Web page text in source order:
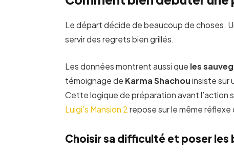
Le départ décide de beaucoup de choses.
servir des regrets bien grillés.
Les données montrent aussi que les
témoignage de Karma Shachouinsiste sur
Cette logique de préparation avant l’action
Luigi’s Mansion 2repose sur le même réflexe
Choisir sa difficulté et poser les